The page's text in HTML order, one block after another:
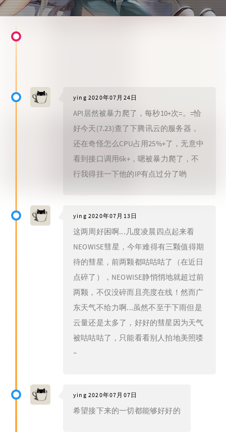
ying 2020年07月24日
API居然被暴力爬了，每秒10+次=。=恰
好今天(7.23)查了下腾讯云的服务器，
还在奇怪怎么CPU占用25%+了，无意中
看到接口调用6k+，嗯被暴力爬了，不
行我得挂一下他的IP有点过分了哟
ying 2020年07月13日
这两周好困啊...几度凌晨四点起来看
NEOWISE彗星，今年难得有三颗值得期
待的彗星，前两颗都咕咕咕了（在近日
点碎了），NEOWISE静悄悄地就超过前
两颗，不仅没碎而且亮度在线！然而广
东天气不给力啊...虽然不至于下雨但是
云量还是太多了，好好的彗星因为天气
被咕咕咕了，只能看看别人拍地美照喽
~
ying 2020年07月07日
希望接下来的一切都能够好好的